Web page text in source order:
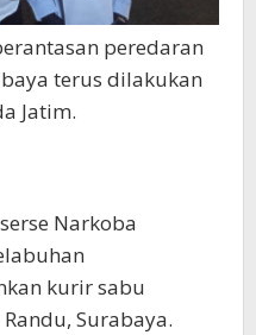
peredaran
terus dilakukan
Jatim.
Narkoba
kurir sabu
Surabaya.